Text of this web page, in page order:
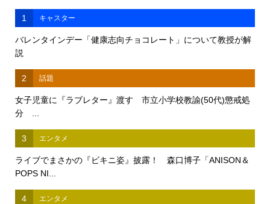
1 キャスター
バレンタインデー「健康志向チョコレート」について教授が解
説
2 話題
女子児童に『ラブレター』渡す 市立小学校教諭(50代)懲戒処
分 ...
3 エンタメ
ライブでまさかの『ビキニ姿』披露！ 森口博子「ANISON＆
POPS NI...
4 エンタメ